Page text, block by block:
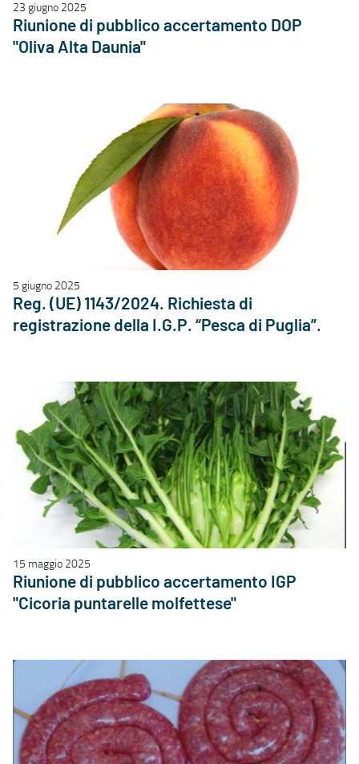
23 giugno 2025
Riunione di pubblico accertamento DOP
"Oliva Alta Daunia"
5 giugno 2025
Reg. (UE) 1143/2024. Richiesta di
registrazione della I.G.P. “Pesca di Puglia”.
15 maggio 2025
Riunione di pubblico accertamento IGP
"Cicoria puntarelle molfettese"